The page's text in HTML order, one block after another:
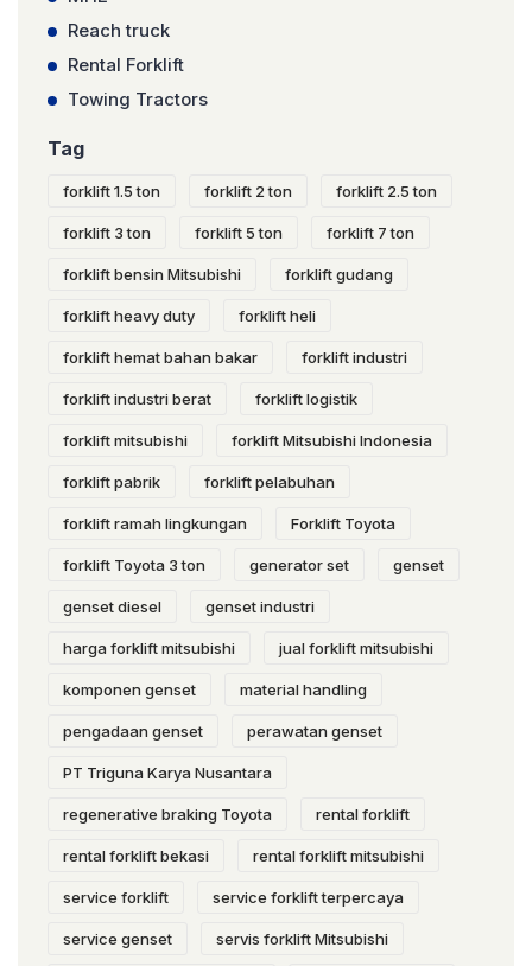
Reach truck
Rental Forklift
Towing Tractors
Tag
forklift 1.5 ton forklift 2 ton forklift 2.5 ton
forklift 3 ton forklift 5 ton forklift 7 ton
forklift bensin Mitsubishi forklift gudang
forklift heavy duty forklift heli
forklift hemat bahan bakar forklift industri
forklift industri berat forklift logistik
forklift mitsubishi forklift Mitsubishi Indonesia
forklift pabrik forklift pelabuhan
forklift ramah lingkungan Forklift Toyota
forklift Toyota 3 ton generator set genset
genset diesel genset industri
harga forklift mitsubishi jual forklift mitsubishi
komponen genset material handling
pengadaan genset perawatan genset
PT Triguna Karya Nusantara
regenerative braking Toyota rental forklift
rental forklift bekasi rental forklift mitsubishi
service forklift service forklift terpercaya
service genset servis forklift Mitsubishi